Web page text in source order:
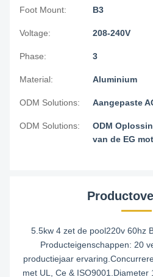
Foot Mount: B3
Voltage: 208-240V
Phase: 3
Material: Aluminium
ODM Solutions: Aangepaste
ODM Solutions:
ODM
van de EG
5.5kw 4 zet de pool220v 60hz
Producteigenschappen: 20
productiejaar
met UL, Ce & ISO9001.Diameter